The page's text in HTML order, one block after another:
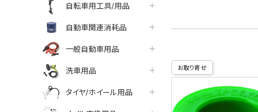
自転車用工具/用品
自動車関連消耗品
一般自動車用品
洗車用品
タイヤ/ホイール用品
お取り寄せ